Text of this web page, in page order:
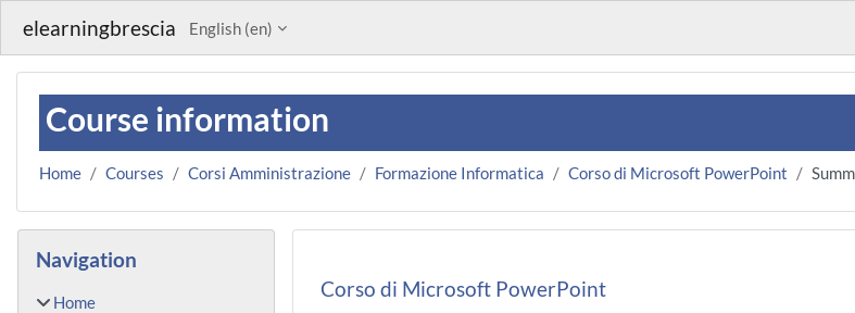
elearningbrescia English ‎(en)‎
Course information
Home Courses Corsi Amministrazione Formazione Informatica Corso di Microsoft PowerPoint
Corso di Microsoft PowerPoint
Blocks
Navigation
Home